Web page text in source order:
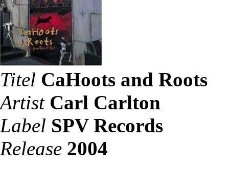
Titel CaHoots and Roots
Artist Carl Carlton
Label SPV Records
Release 2004